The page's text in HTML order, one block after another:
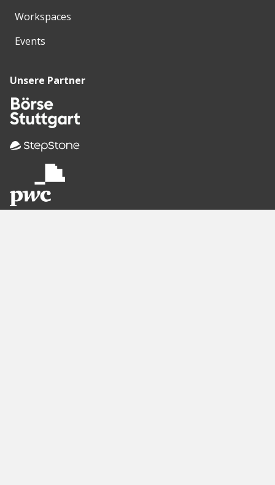
Workspaces
Events
Unsere Partner